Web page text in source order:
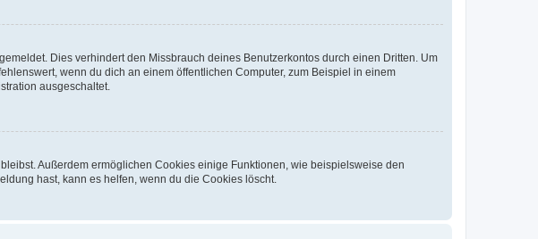
Dies verhindert den Missbrauch deines Benutzerkontos durch einen Dritten. Um
wenn du dich an einem öffentlichen Computer, zum Beispiel in einem
ausgeschaltet.
Außerdem ermöglichen Cookies einige Funktionen, wie beispielsweise den
hast, kann es helfen, wenn du die Cookies löscht.